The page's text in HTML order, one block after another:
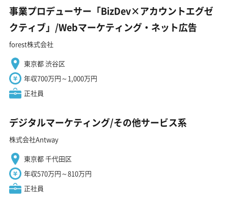
事業プロデューサー「BizDev×アカウントエグゼ
クティブ」/Webマーケティング・ネット広告
forest株式会社
東京都 渋谷区
年収700万円～1,000万円
正社員
デジタルマーケティング/その他サービス系
株式会社Antway
東京都 千代田区
年収570万円～810万円
正社員